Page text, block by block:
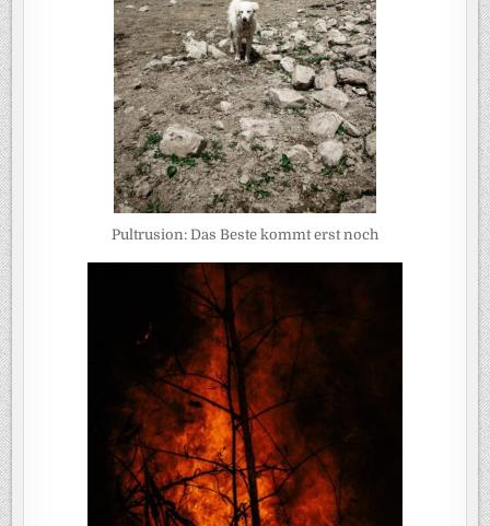
Pultrusion: Das Beste kommt erst noch